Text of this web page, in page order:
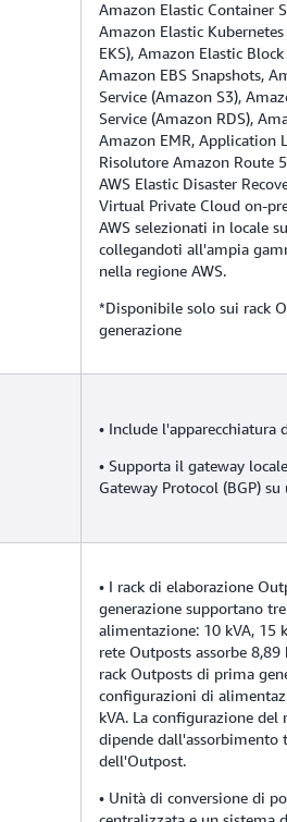
Amazon Elastic Container
Amazon Elastic
EKS), Amazon Elastic
Amazon EBS Snapshots,
Service (Amazon S3),
Service (Amazon RDS),
Amazon EMR, Application
Risolutore Amazon Route
AWS Elastic Disaster
Virtual Private Cloud on-
AWS selezionati in locale
collegandoti all'ampia
nella regione AWS.
*Disponibile solo sui rack
generazione
• Include l'apparecchiatura
• Supporta il gateway
Gateway Protocol (BGP)
• I rack di elaborazione
generazione supportano
alimentazione: 10 kVA, 15
rete Outposts assorbe
rack Outposts di prima
configurazioni di
kVA. La configurazione
dipende dall'assorbimento
dell'Outpost.
• Unità di conversione di